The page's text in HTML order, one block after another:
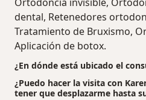
dental, Retenedores
Tratamiento de Bruxismo,
Aplicación de botox.
¿En dónde está ubicado el
¿Puedo hacer la visita con
tener que desplazarme hasta